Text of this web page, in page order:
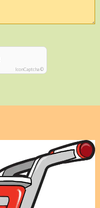
IconCaptcha ©